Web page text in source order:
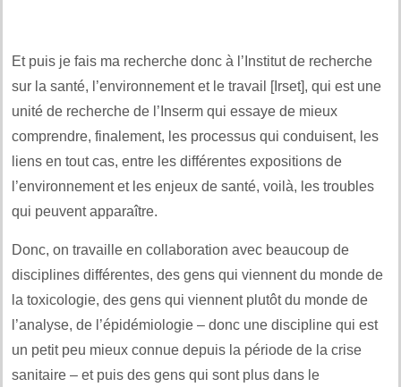
Et puis je fais ma recherche donc à l’Institut de recherche
sur la santé, l’environnement et le travail [Irset], qui est une
unité de recherche de l’Inserm qui essaye de mieux
comprendre, finalement, les processus qui conduisent, les
liens en tout cas, entre les différentes expositions de
l’environnement et les enjeux de santé, voilà, les troubles
qui peuvent apparaître.
Donc, on travaille en collaboration avec beaucoup de
disciplines différentes, des gens qui viennent du monde de
la toxicologie, des gens qui viennent plutôt du monde de
l’analyse, de l’épidémiologie – donc une discipline qui est
un petit peu mieux connue depuis la période de la crise
sanitaire – et puis des gens qui sont plus dans le